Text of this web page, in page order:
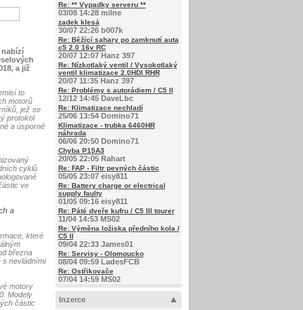
nabízí
a již
to
motorů
jež se
protokol
a úsporné
cyklů
ve
a
které
března
nevládními
motory
Modely
částic
Re: ** Vypadky serveru **
03/08 14:28 milne
zadek klesá
30/07 22:26 b007k
Re: Běžící sahary po zamknutí auta
c5 2.0 16v RC
20/07 12:07 Hanz 397
Re: Nízkotlaký ventil / Vysokotlaký
ventil klimatizace 2.0HDI RHR
20/07 11:35 Hanz 397
Re: Problémy s autorádiem / C5 II
12/12 14:45 DaveLbc
Re: Klimatizace nechladí
25/06 13:54 Domino71
Klimatizace - trubka 6460HR
náhrada
06/06 20:50 Domino71
Chyba P15A3
20/05 22:05 Rahart
Re: FAP - Filtr pevných částic
05/05 23:07 eisy811
Re: Battery charge or electrical
supply faulty
01/05 09:16 eisy811
Re: Páté dveře kufru / C5 III tourer
11/04 14:53 MS02
Re: Výměna ložiska předního kola /
C5 II
09/04 22:33 James01
Re: Servisy - Olomoucko
08/04 09:59 LadesFCB
Re: Ostřikovače
07/04 14:59 MS02
Inzerce